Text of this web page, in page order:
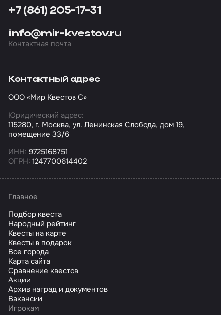
+7 (861) 205-17-31
info@mir-kvestov.ru
Контактная почта
Контактный адрес
ООО «Мир Квестов С»
Юридический адрес:
115280, г. Москва, ул. Ленинская Слобода, дом 19,
помещение 33/6
ИНН: 9725168751
ОГРН: 1247700614402
Главное
Подбор квеста
Народный рейтинг
Квесты на карте
Квесты в подарок
Все города
Карта сайта
Сравнение квестов
Акции
Архив наград и документов
Вакансии
Игрокам